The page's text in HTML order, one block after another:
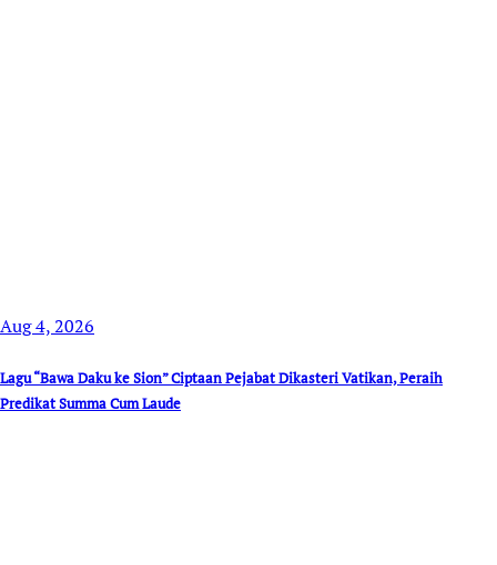
Aug 4, 2026
Lagu “Bawa Daku ke Sion” Ciptaan Pejabat Dikasteri Vatikan, Peraih
Predikat Summa Cum Laude